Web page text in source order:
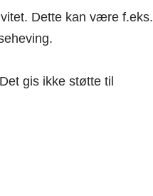
Dette kan være f.eks.
gis ikke støtte til